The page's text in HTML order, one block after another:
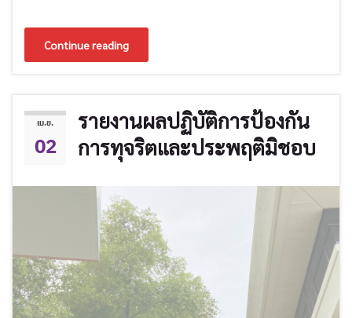
Continue reading
เม.ย.
02
รายงานผลปฏิบัติการป้องกัน
การทุจริตและประพฤติมิชอบ